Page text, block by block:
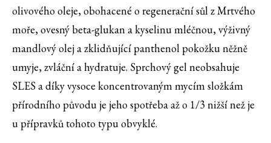
olivového oleje, obohacené o regenerační sůl z Mrtvého
moře, ovesný beta-glukan a kyselinu mléčnou, výživný
mandlový olej a zklidňující panthenol pokožku něžně
umyje, zvláční a hydratuje. Sprchový gel neobsahuje
SLES a díky vysoce koncentrovaným mycím složkám
přírodního původu je jeho spotřeba až o 1/3 nižší než je
u přípravků tohoto typu obvyklé.